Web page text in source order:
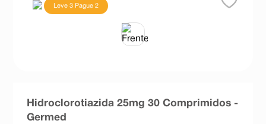
tadalafila
absorvente
Leve 3 Pague 2
Hidroclorotiazida 25mg 30 Comprimidos -
Germed